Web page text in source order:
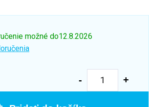
možné do12.8.2026